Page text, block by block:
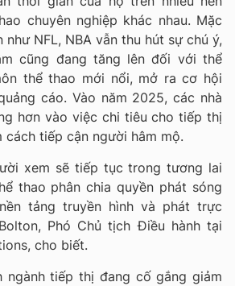
chuyên nghiệp khác nhau. Mặc
NFL, NBA vẫn thu hút sự chú ý,
cũng đang tăng lên đối với thể
thể thao mới nổi, mở ra cơ hội
cáo. Vào năm 2025, các nhà
hơn vào việc chi tiêu cho tiếp thị
tiếp cận người hâm mộ.
xem sẽ tiếp tục trong tương lai
thao phân chia quyền phát sóng
tảng truyền hình và phát trực
Phó Chủ tịch Điều hành tại
cho biết.
ngành tiếp thị đang cố gắng giảm